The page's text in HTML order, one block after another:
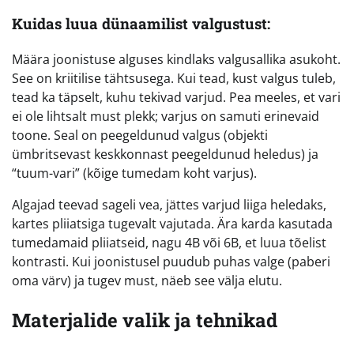
Kuidas luua dünaamilist valgustust:
Määra joonistuse alguses kindlaks valgusallika asukoht.
See on kriitilise tähtsusega. Kui tead, kust valgus tuleb,
tead ka täpselt, kuhu tekivad varjud. Pea meeles, et vari
ei ole lihtsalt must plekk; varjus on samuti erinevaid
toone. Seal on peegeldunud valgus (objekti
ümbritsevast keskkonnast peegeldunud heledus) ja
“tuum-vari” (kõige tumedam koht varjus).
Algajad teevad sageli vea, jättes varjud liiga heledaks,
kartes pliiatsiga tugevalt vajutada. Ära karda kasutada
tumedamaid pliiatseid, nagu 4B või 6B, et luua tõelist
kontrasti. Kui joonistusel puudub puhas valge (paberi
oma värv) ja tugev must, näeb see välja elutu.
Materjalide valik ja tehnikad